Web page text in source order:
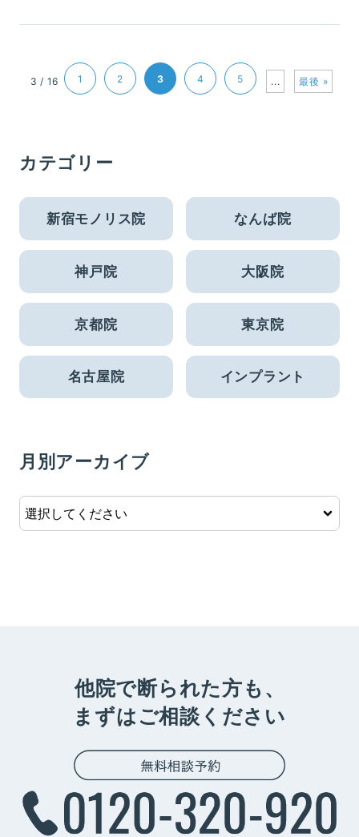
3 / 16 1 2 3 4 5 ... 最後 »
カテゴリー
新宿モノリス院 なんば院
神戸院 大阪院
京都院 東京院
名古屋院 インプラント
月別アーカイブ
他院で断られた方も、
まずはご相談ください